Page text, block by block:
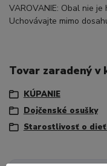
VAROVANIE: Obal nie
Uchovávajte mimo
Tovar zaradený v
KÚPANIE
Dojčenské osušky
Starostlivosť o